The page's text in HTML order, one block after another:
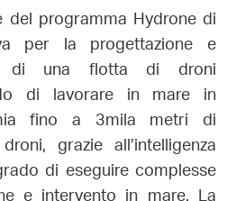
programma Hydrone di
per la progettazione e
di una flotta di droni
di lavorare in mare in
fino a 3mila metri di
grazie all’intelligenza
di eseguire complesse